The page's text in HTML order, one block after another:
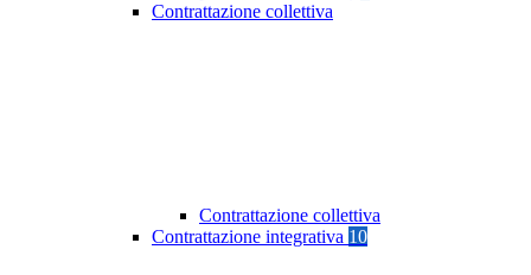
Contrattazione collettiva
Contrattazione collettiva
Contrattazione integrativa 10